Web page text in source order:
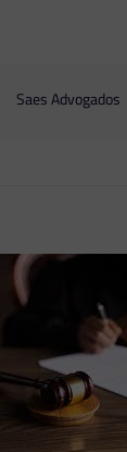
Saes Advogados